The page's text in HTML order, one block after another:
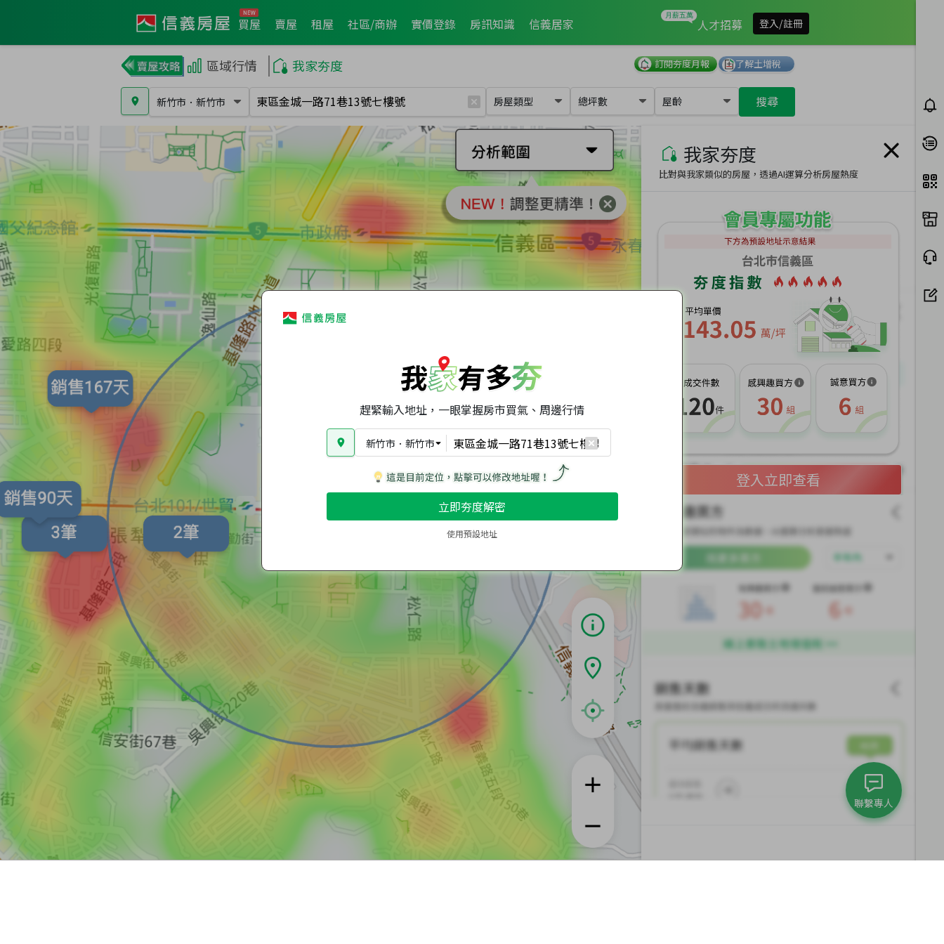
買屋 賣屋 租屋 社區/商辦 實價登錄 房訊知識 信義居家 人才招募 登入/註冊
區域行情 我家夯度 訂閱夯度月報 了解土增稅
新竹市 ． 新竹市 房屋類型 總坪數 屋齡 搜尋
趕緊輸入地址，一眼掌握房市買氣、周邊行情
新竹市 ． 新竹市
立即夯度解密
使用預設地址
我家夯度
比對與我家類似的房屋，透過AI運算分析房屋熱度
登入立即查看
聯繫專人